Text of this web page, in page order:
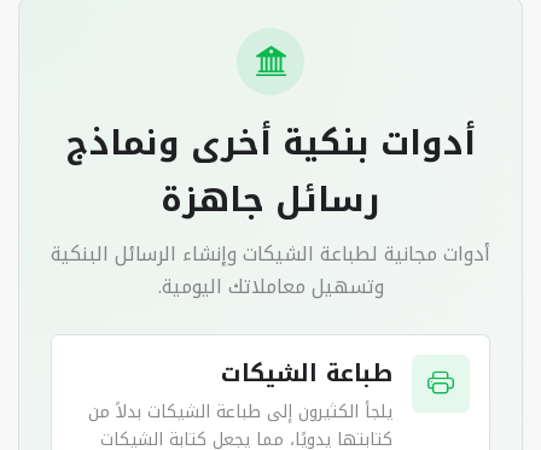
أدوات بنكية أخرى ونماذج
رسائل جاهزة
أدوات مجانية لطباعة الشيكات وإنشاء الرسائل البنكية
وتسهيل معاملاتك اليومية.
طباعة الشيكات
يلجأ الكثيرون إلى طباعة الشيكات بدلاً من
كتابتها يدويًا، مما يجعل كتابة الشيكات